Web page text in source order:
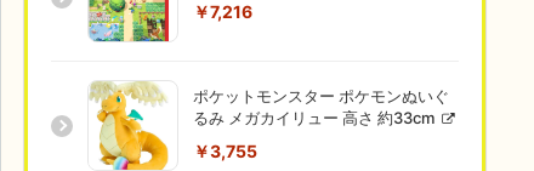
￥7,216
ポケットモンスター ポケモンぬいぐ
るみ メガカイリュー 高さ 約33cm
￥3,755